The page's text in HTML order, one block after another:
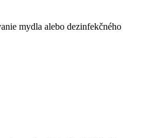
mydla alebo dezinfekčného